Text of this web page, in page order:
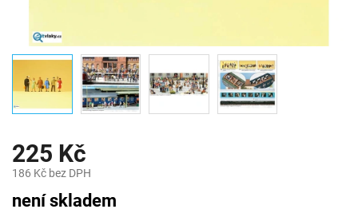
225 Kč
186 Kč bez DPH
cena:
není skladem